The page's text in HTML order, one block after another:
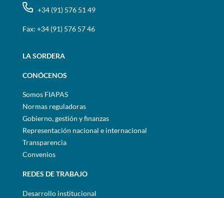
+34 (91) 576 51 49
Fax: +34 (91) 576 57 46
LA SORDERA
CONÓCENOS
Somos FIAPAS
Normas reguladoras
Gobierno, gestión y finanzas
Representación nacional e internacional
Transparencia
Convenios
REDES DE TRABAJO
Desarrollo institucional